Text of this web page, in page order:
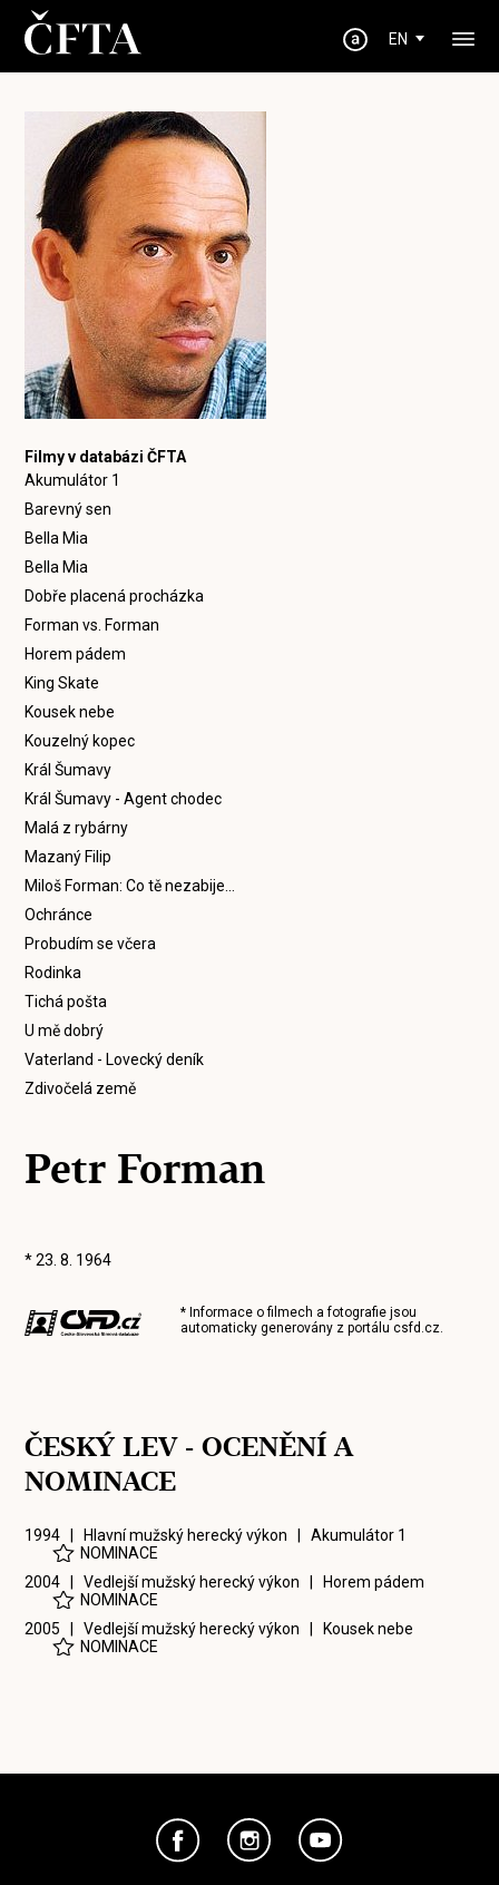
EN
Filmy v databázi ČFTA
Akumulátor 1
Barevný sen
Bella Mia
Bella Mia
Dobře placená procházka
Forman vs. Forman
Horem pádem
King Skate
Kousek nebe
Kouzelný kopec
Král Šumavy
Král Šumavy - Agent chodec
Malá z rybárny
Mazaný Filip
Miloš Forman: Co tě nezabije…
Ochránce
Probudím se včera
Rodinka
Tichá pošta
U mě dobrý
Vaterland - Lovecký deník
Zdivočelá země
Petr Forman
* 23. 8. 1964
* Informace o filmech a fotografie jsou
automaticky generovány z portálucsfd.cz.
ČESKÝ LEV - OCENĚNÍ A
NOMINACE
1994 | Hlavní mužský herecký výkon |Akumulátor 1
NOMINACE
2004 | Vedlejší mužský herecký výkon | Horem pádem
NOMINACE
2005 | Vedlejší mužský herecký výkon | Kousek nebe
NOMINACE